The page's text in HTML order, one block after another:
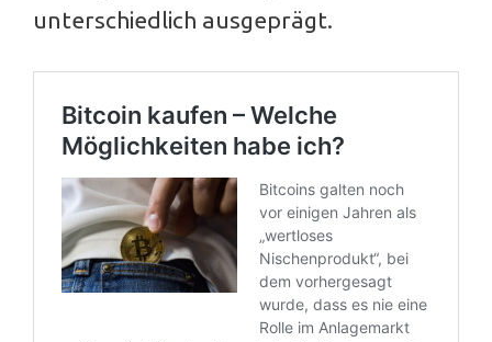
unterschiedlich ausgeprägt.